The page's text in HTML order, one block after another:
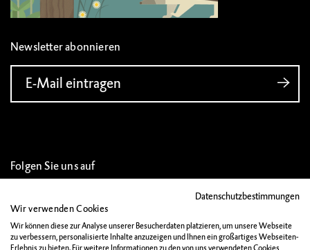
Newsletter abonnieren
E-Mail eintragen
Folgen Sie uns auf
IMPRESSUM
Datenschutzbestimmungen
Wir verwenden Cookies
Wir können diese zur Analyse unserer Besucherdaten platzieren, um unsere Webseite
zu verbessern, personalisierte Inhalte anzuzeigen und Ihnen ein großartiges Webseiten-
Erlebnis zu bieten. Für weitere Informationen zu den von uns verwendeten Cookies